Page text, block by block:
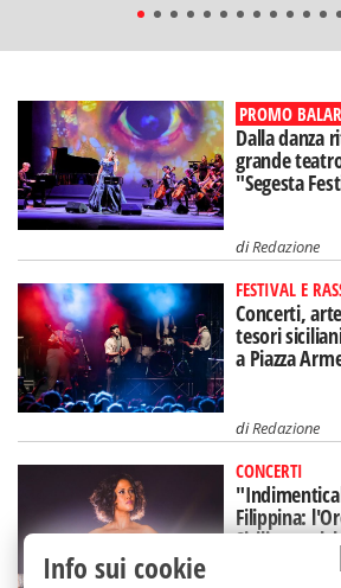
PROMO
Dalla danza
grande
"Segesta
diRedazione
FESTIVAL E
Concerti,
tesori
a Piazza
diRedazione
CONCERTI
Filippina:
Siciliana
Info sui cookie